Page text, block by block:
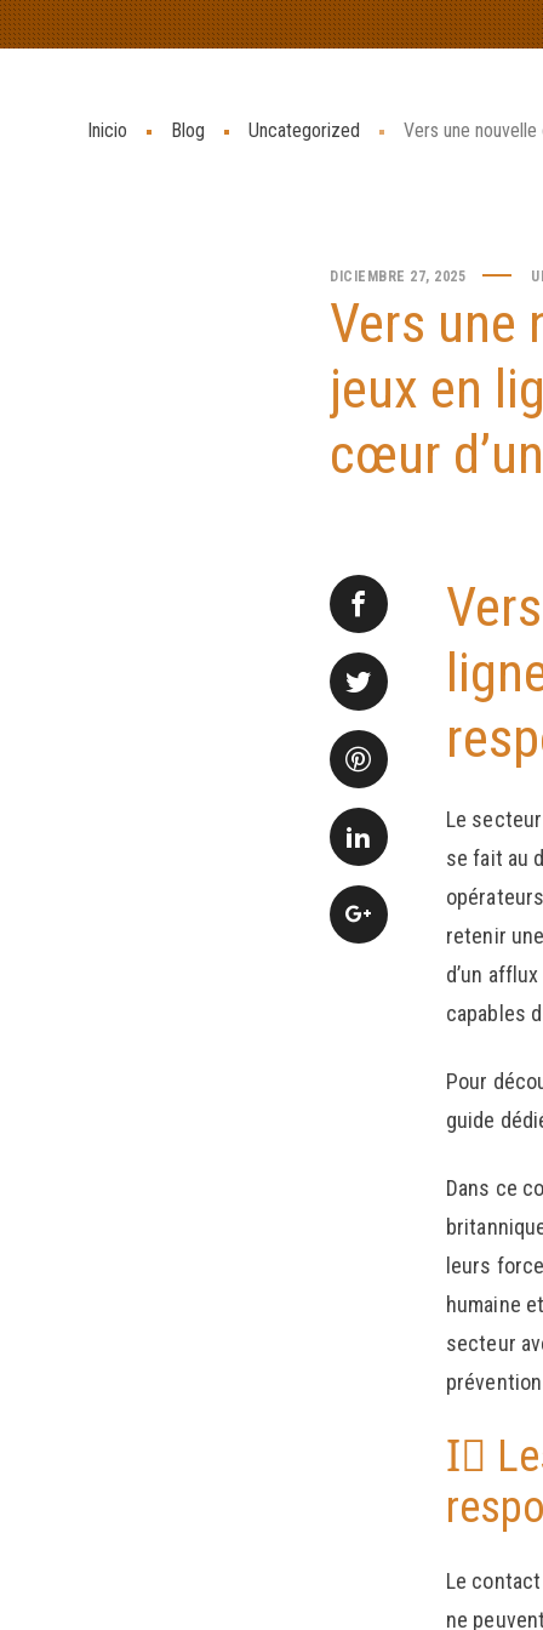
Inicio Blog Uncategorized Vers une
DICIEMBRE 27, 2025
Vers une
jeux en
cœur
Le
se fait au
retenir
d’un
capables
Pour
guide
Dans ce
leurs
humaine
secteur
I️⃣
Le
ne